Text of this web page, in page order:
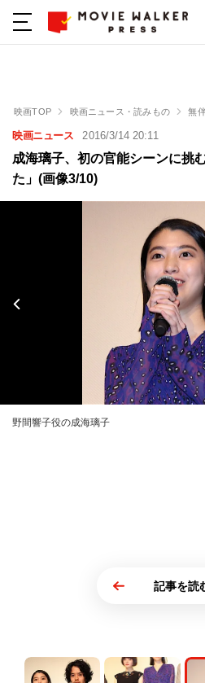
映画TOP 映画ニュース・読みもの 無
映画ニュース 2016/3/14 20:11
成海璃子、初の官能シーンに挑
た」(画像3/10)
野間響子役の成海璃子
記事を読